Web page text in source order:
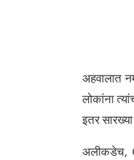
अहवालात
लोकांना
इतर
अलीकडेच,